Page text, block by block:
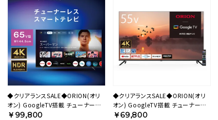
◆クリアランスSALE◆ORION(オリ
オン) GoogleTV搭載 チューナーレ
ス スマートテレビ 65v型 4K対応
￥99,800
◆クリアランスSALE◆ORION(オリ
オン) GoogleTV搭載 チューナー内
蔵（地上・BS・CS対応） スマートテレ
￥69,800